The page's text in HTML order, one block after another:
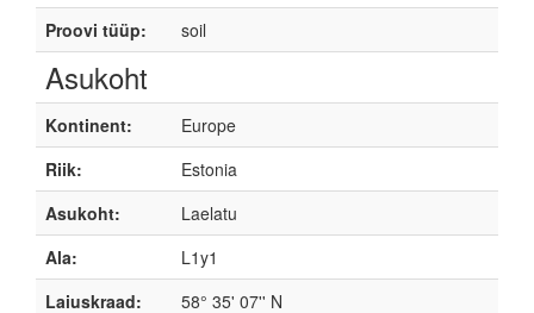
Proovi tüüp:
soil
Asukoht
Kontinent:
Europe
Riik:
Estonia
Asukoht:
Laelatu
Ala:
L1y1
Laiuskraad:
58° 35' 07'' N